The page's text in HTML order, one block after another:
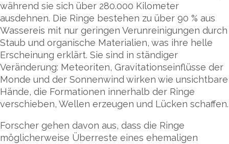
während sie sich über 280.000 Kilometer
ausdehnen. Die Ringe bestehen zu über 90 % aus
Wassereis mit nur geringen Verunreinigungen durch
Staub und organische Materialien, was ihre helle
Erscheinung erklärt. Sie sind in ständiger
Veränderung: Meteoriten, Gravitationseinflüsse der
Monde und der Sonnenwind wirken wie unsichtbare
Hände, die Formationen innerhalb der Ringe
verschieben, Wellen erzeugen und Lücken schaffen.
Forscher gehen davon aus, dass die Ringe
möglicherweise Überreste eines ehemaligen